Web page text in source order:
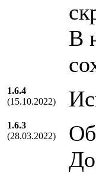
В
1.6.4
(15.10.2022)
1.6.3
(28.03.2022)